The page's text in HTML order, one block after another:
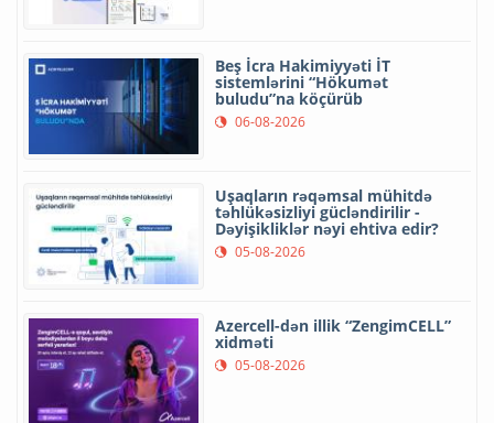
Beş İcra Hakimiyyəti İT
sistemlərini “Hökumət
buludu”na köçürüb
06-08-2026
Uşaqların rəqəmsal mühitdə
təhlükəsizliyi gücləndirilir -
Dəyişikliklər nəyi ehtiva edir?
05-08-2026
Azercell-dən illik “ZengimCELL”
xidməti
05-08-2026